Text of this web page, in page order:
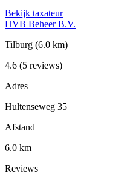
Bekijk taxateur
HVB Beheer B.V.
Tilburg (6.0 km)
4.6 (5 reviews)
Adres
Hultenseweg 35
Afstand
6.0 km
Reviews